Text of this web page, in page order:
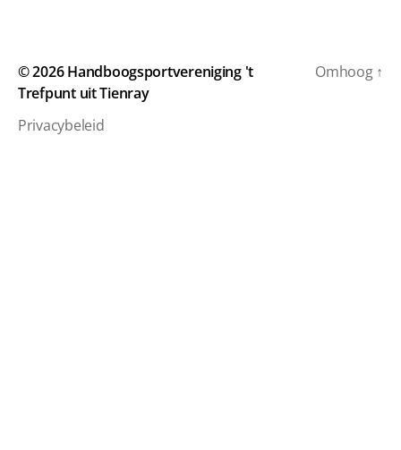
© 2026Handboogsportvereniging 't
Trefpunt uit Tienray
Privacybeleid
Omhoog ↑